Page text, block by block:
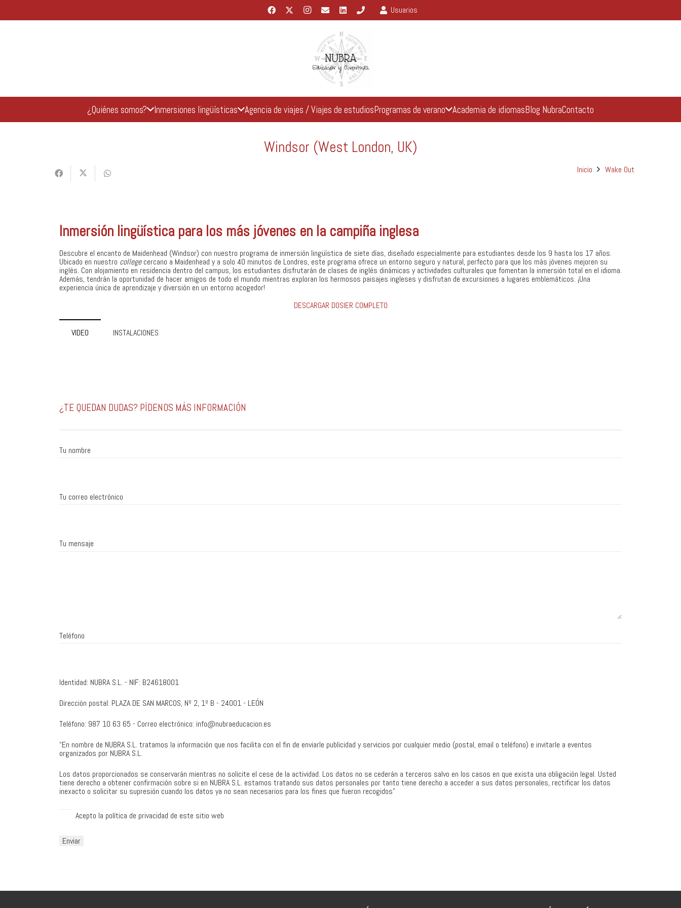
Usuarios
¿Quiénes somos? Inmersiones lingüísticas Agencia de viajes / Viajes de estudiosProgramas de verano Academia de idiomasBlog NubraContacto
Windsor (West London, UK)
Inicio Wake Out
Inmersión lingüística para los más jóvenes en la campiña inglesa
Descubre el encanto de Maidenhead (Windsor) con nuestro programa de inmersión lingüística de siete días, diseñado especialmente para estudiantes desde los 9 hasta los 17 años.
Ubicado en nuestro collegecercano a Maidenhead y a solo 40 minutos de Londres, este programa ofrece un entorno seguro y natural, perfecto para que los más jóvenes mejoren su
inglés. Con alojamiento en residencia dentro del campus, los estudiantes disfrutarán de clases de inglés dinámicas y actividades culturales que fomentan la inmersión total en el idioma.
Además, tendrán la oportunidad de hacer amigos de todo el mundo mientras exploran los hermosos paisajes ingleses y disfrutan de excursiones a lugares emblemáticos. ¡Una
experiencia única de aprendizaje y diversión en un entorno acogedor!
DESCARGAR DOSIER COMPLETO
VIDEO INSTALACIONES
¿TE QUEDAN DUDAS? PÍDENOS MÁS INFORMACIÓN
Tu nombre
Tu correo electrónico
Tu mensaje
Teléfono
Identidad: NUBRA S.L. - NIF: B24618001
Dirección postal: PLAZA DE SAN MARCOS, Nº 2, 1º B - 24001 - LEÓN
Teléfono: 987 10 63 65 - Correo electrónico: info@nubraeducacion.es
“En nombre de NUBRA S.L. tratamos la información que nos facilita con el fin de enviarle publicidad y servicios por cualquier medio (postal, email o teléfono) e invitarle a eventos
organizados por NUBRA S.L.
Los datos proporcionados se conservarán mientras no solicite el cese de la actividad. Los datos no se cederán a terceros salvo en los casos en que exista una obligación legal. Usted
tiene derecho a obtener confirmación sobre si en NUBRA S.L. estamos tratando sus datos personales por tanto tiene derecho a acceder a sus datos personales, rectificar los datos
inexacto o solicitar su supresión cuando los datos ya no sean necesarios para los fines que fueron recogidos”
Acepto la política de privacidad de este sitio web